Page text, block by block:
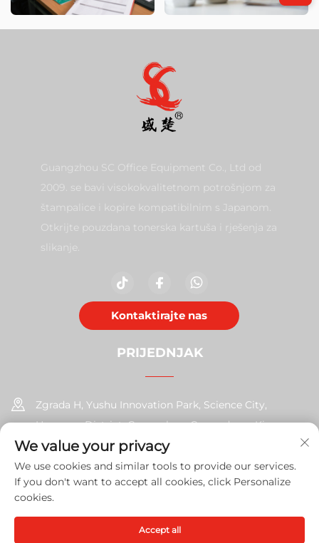
Guangzhou SC Office Equipment Co., Ltd od
2009. se bavi visokokvalitetnom potrošnjom za
štampalice i kopire kompatibilnim s Japanom.
Otkrijte pouzdana tonerska kartuša i rješenja za
slikanje.
Kontaktirajte nas
PRIJEDNJAK
Zgrada H, Yushu Innovation Park, Science City,
Huangpu District, Guangzhou, Guangdong, Kina
+86-17585526413
[email protected]
Copyright © 2026 Guangzhou Xinshengchu Uredska oprema
We value your privacy
We use cookies and similar tools to provide our services.
If you don't want to accept all cookies, click Personalize
cookies.
Accept all